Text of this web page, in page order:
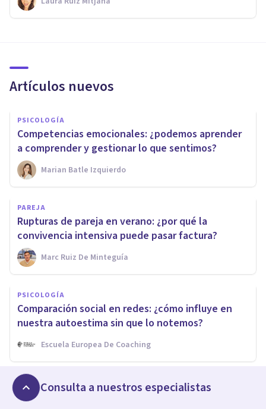
Artículos nuevos
PSICOLOGÍA
Competencias emocionales: ¿podemos aprender
a comprender y gestionar lo que sentimos?
Marian Batle Izquierdo
PAREJA
Rupturas de pareja en verano: ¿por qué la
convivencia intensiva puede pasar factura?
Marc Ruiz De Minteguía
PSICOLOGÍA
Comparación social en redes: ¿cómo influye en
nuestra autoestima sin que lo notemos?
Escuela Europea De Coaching
PSICOLOGÍA
Regulación emocional: ¿qué es y cómo
Consulta a nuestros especialistas